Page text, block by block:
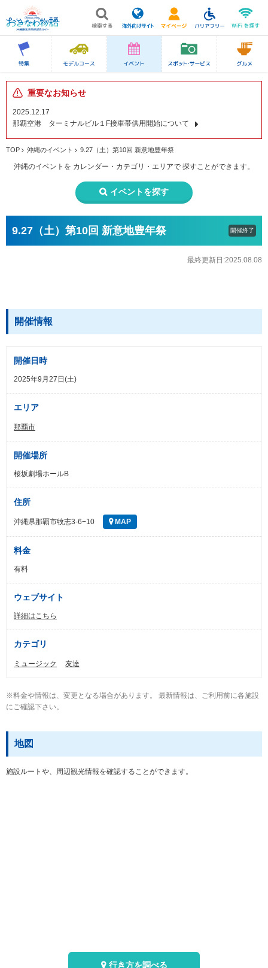
重要なお知らせ
2025.12.17
那覇空港 ターミナルビル１F接車帯供用開始について
TOP 沖縄のイベント 9.27（土）第10回 新意地豊年祭
沖縄のイベントを カレンダー・カテゴリ・エリアで 探すことができます。
イベントを探す
9.27（土）第10回 新意地豊年祭 開催終了
最終更新日:2025.08.08
開催情報
開催日時
2025年9月27日(土)
エリア
那覇市
開催場所
桜坂劇場ホールB
住所
沖縄県那覇市牧志3-6−10 MAP
料金
有料
ウェブサイト
詳細はこちら
カテゴリ
ミュージック 友達
※料金や情報は、変更となる場合があります。 最新情報は、ご利用前に各施設
にご確認下さい。
地図
施設ルートや、周辺観光情報を確認することができます。
行き方を調べる